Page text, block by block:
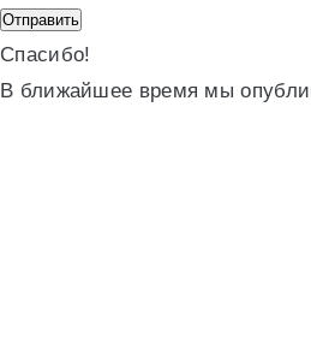
Спасибо!
В ближайшее время мы